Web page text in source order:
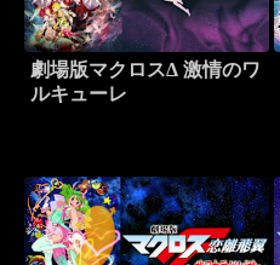
劇場版マクロスΔ 激情のワ
ルキューレ